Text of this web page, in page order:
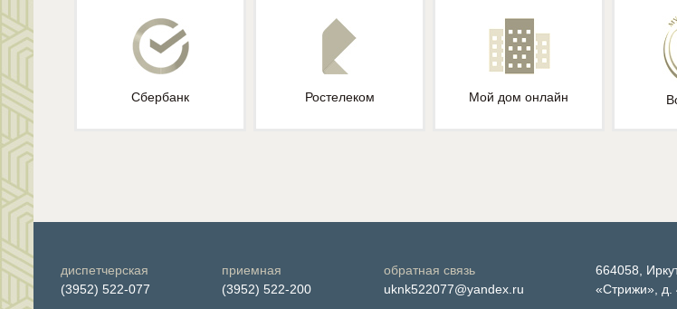
Сбербанк Ростелеком Мой дом онлайн
диспетчерская
(3952) 522-077
приемная
(3952) 522-200
обратная связь
uknk522077@yandex.ru
664058,
«Стрижи»,